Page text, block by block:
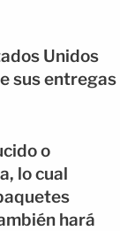
Unidos
sus entregas
o
lo cual
hará